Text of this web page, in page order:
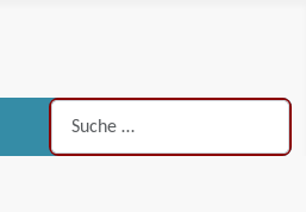
Suchen